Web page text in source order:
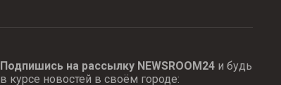
Подпишись на рассылку NEWSROOM24и будь
в курсе новостей в своём городе: